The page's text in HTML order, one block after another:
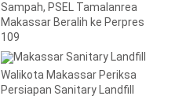
Sampah, PSEL Tamalanrea
Makassar Beralih ke Perpres
109
Walikota Makassar Periksa
Persiapan Sanitary Landfill